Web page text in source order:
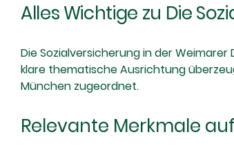
Alles Wichtige zu Die
Die Sozialversicherung in der
klare thematische Ausrichtung
München zugeordnet.
Relevante Merkmale